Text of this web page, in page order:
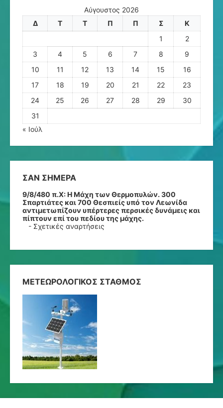
Αύγουστος 2026
Δ
Τ Τ Π Π Σ
Κ
1
2
3
4 5 6 7 8
9
10
11 12 13 14 15
16
17
18 19 20 21 22
23
24
25 26 27 28 29
30
31
« Ιούλ
ΣΑΝ ΣΉΜΕΡΑ
9/8/480 π.Χ:Η Μάχη των Θερμοπυλών. 300
Σπαρτιάτες και 700 Θεσπιείς υπό τον Λεωνίδα
αντιμετωπίζουν υπέρτερες περσικές δυνάμεις και
πίπτουν επί του πεδίου της μάχης.
- Σχετικές αναρτήσεις
ΜΕΤΕΩΡΟΛΟΓΙΚΟΣ ΣΤΑΘΜΟΣ